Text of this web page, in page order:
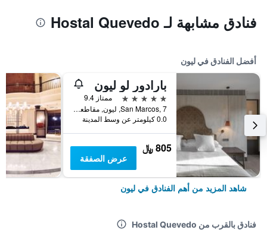
فنادق مشابهة لـ Hostal Quevedo
أفضل الفنادق في ليون
بارادور لو ليون
5 نجوم
ممتاز 9.4
San Marcos, 7, ليون, مقاطعة ليون, أسبانيا
0.0 كيلومتر عن وسط المدينة
805 ﷼
عرض الصفقة
شاهد المزيد من أهم الفنادق في ليون
فنادق بالقرب من Hostal Quevedo